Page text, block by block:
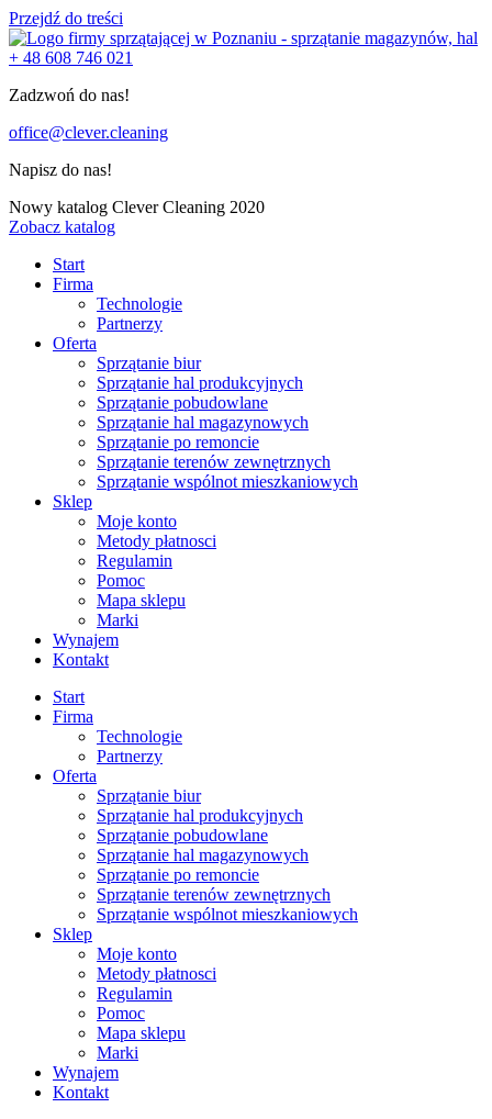
Przejdź do treści
+ 48 608 746 021
Zadzwoń do nas!
office@clever.cleaning
Napisz do nas!
Nowy katalog Clever Cleaning 2020
Zobacz katalog
Start
Firma
Technologie
Partnerzy
Oferta
Sprzątanie biur
Sprzątanie hal produkcyjnych
Sprzątanie pobudowlane
Sprzątanie hal magazynowych
Sprzątanie po remoncie
Sprzątanie terenów zewnętrznych
Sprzątanie wspólnot mieszkaniowych
Sklep
Moje konto
Metody płatnosci
Regulamin
Pomoc
Mapa sklepu
Marki
Wynajem
Kontakt
Start
Firma
Technologie
Partnerzy
Oferta
Sprzątanie biur
Sprzątanie hal produkcyjnych
Sprzątanie pobudowlane
Sprzątanie hal magazynowych
Sprzątanie po remoncie
Sprzątanie terenów zewnętrznych
Sprzątanie wspólnot mieszkaniowych
Sklep
Moje konto
Metody płatnosci
Regulamin
Pomoc
Mapa sklepu
Marki
Wynajem
Kontakt